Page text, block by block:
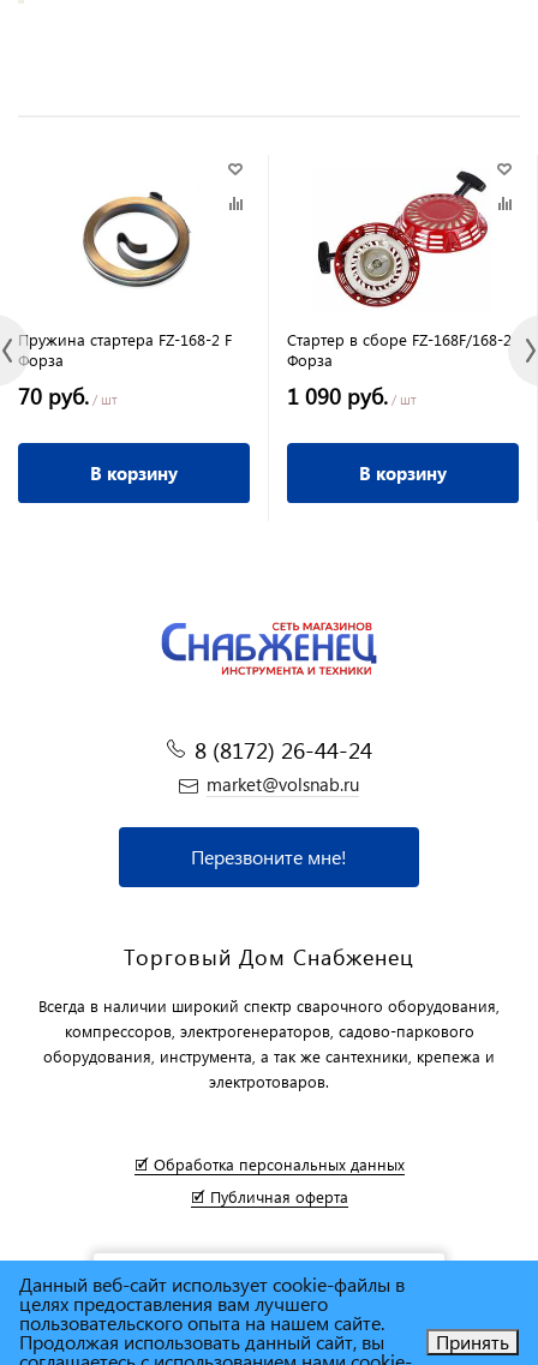
Пружина стартера FZ-168-2 F
Форза
70 руб. / шт
В корзину
Стартер в сборе FZ-168F/168-2
Форза
1 090 руб. / шт
В корзину
8 (8172) 26-44-24
market@volsnab.ru
Перезвоните мне!
Торговый Дом Снабженец
Всегда в наличии широкий спектр сварочного оборудования,
компрессоров, электрогенераторов, садово-паркового
оборудования, инструмента, а так же сантехники, крепежа и
электротоваров.
🗹 Обработка персональных данных
🗹 Публичная оферта
Данный веб-сайт использует cookie-файлы в
целях предоставления вам лучшего
пользовательского опыта на нашем сайте.
Продолжая использовать данный сайт, вы Принять